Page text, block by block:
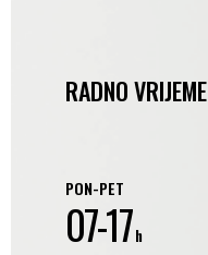
RADNO VRIJEME
PON-PET
07-17h